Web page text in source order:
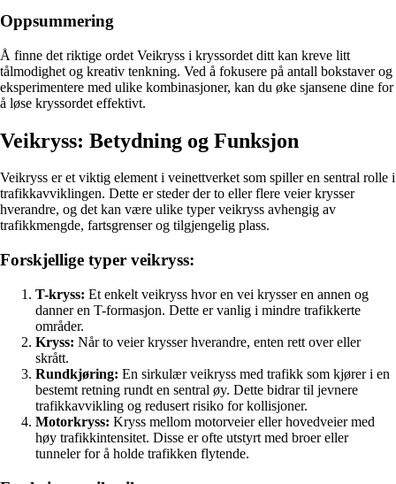
Oppsummering
Å finne det riktige ordet Veikryss i kryssordet ditt kan kreve litt
tålmodighet og kreativ tenkning. Ved å fokusere på antall bokstaver og
eksperimentere med ulike kombinasjoner, kan du øke sjansene dine for
å løse kryssordet effektivt.
Veikryss: Betydning og Funksjon
Veikryss er et viktig element i veinettverket som spiller en sentral rolle i
trafikkavviklingen. Dette er steder der to eller flere veier krysser
hverandre, og det kan være ulike typer veikryss avhengig av
trafikkmengde, fartsgrenser og tilgjengelig plass.
Forskjellige typer veikryss:
T-kryss: Et enkelt veikryss hvor en vei krysser en annen og
danner en T-formasjon. Dette er vanlig i mindre trafikkerte
områder.
Kryss: Når to veier krysser hverandre, enten rett over eller
skrått.
Rundkjøring: En sirkulær veikryss med trafikk som kjører i en
bestemt retning rundt en sentral øy. Dette bidrar til jevnere
trafikkavvikling og redusert risiko for kollisjoner.
Motorkryss: Kryss mellom motorveier eller hovedveier med
høy trafikkintensitet. Disse er ofte utstyrt med broer eller
tunneler for å holde trafikken flytende.